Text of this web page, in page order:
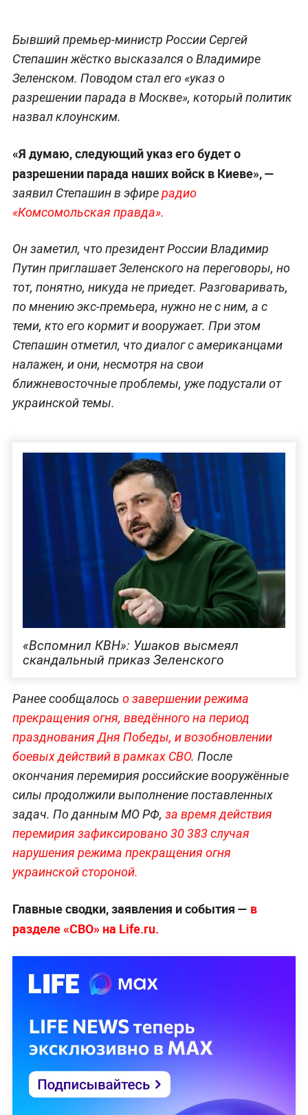
Бывший премьер-министр России Сергей
Степашин жёстко высказался о Владимире
Зеленском. Поводом стал его «указ о
разрешении парада в Москве», который политик
назвал клоунским.
«Я думаю, следующий указ его будет о
разрешении парада наших войск в Киеве», —
заявил Степашин в эфирерадио
«Комсомольская правда».
Он заметил, что президент России Владимир
Путин приглашает Зеленского на переговоры, но
тот, понятно, никуда не приедет. Разговаривать,
по мнению экс-премьера, нужно не с ним, а с
теми, кто его кормит и вооружает. При этом
Степашин отметил, что диалог с американцами
налажен, и они, несмотря на свои
ближневосточные проблемы, уже подустали от
украинской темы.
«Вспомнил КВН»: Ушаков высмеял
скандальный приказ Зеленского
Ранее сообщалось о завершении режима
прекращения огня, введённого на период
празднования Дня Победы, и возобновлении
боевых действий в рамках СВО. После
окончания перемирия российские вооружённые
силы продолжили выполнение поставленных
задач. По данным МО РФ, за время действия
перемирия зафиксировано 30 383 случая
нарушения режима прекращения огня
украинской стороной.
Главные сводки, заявления и события — в
разделе «СВО» на Life.ru.